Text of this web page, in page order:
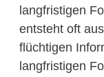
langfristigen
entsteht oft
flüchtigen
langfristigen